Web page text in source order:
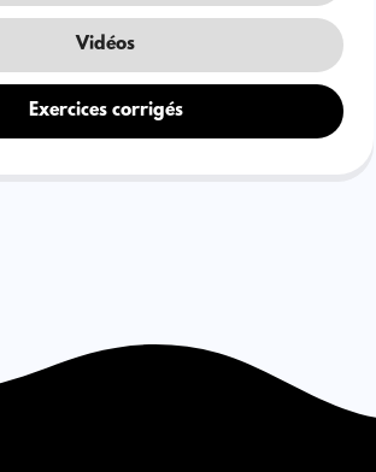
Vidéos
Exercices corrigés